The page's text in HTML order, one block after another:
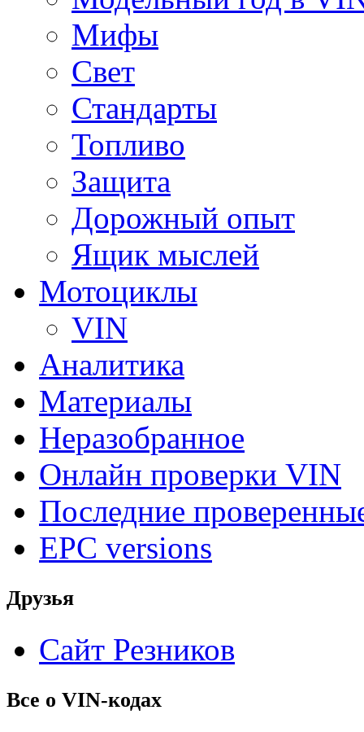
Мифы
Свет
Стандарты
Топливо
Защита
Дорожный опыт
Ящик мыслей
Мотоциклы
VIN
Аналитика
Материалы
Неразобранное
Онлайн проверки VIN
Последние
EPC versions
Друзья
Сайт Резников
Все о VIN-кодах